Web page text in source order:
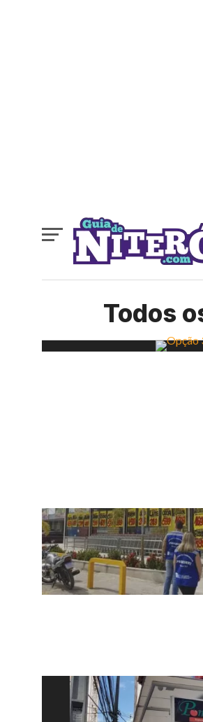
Todos